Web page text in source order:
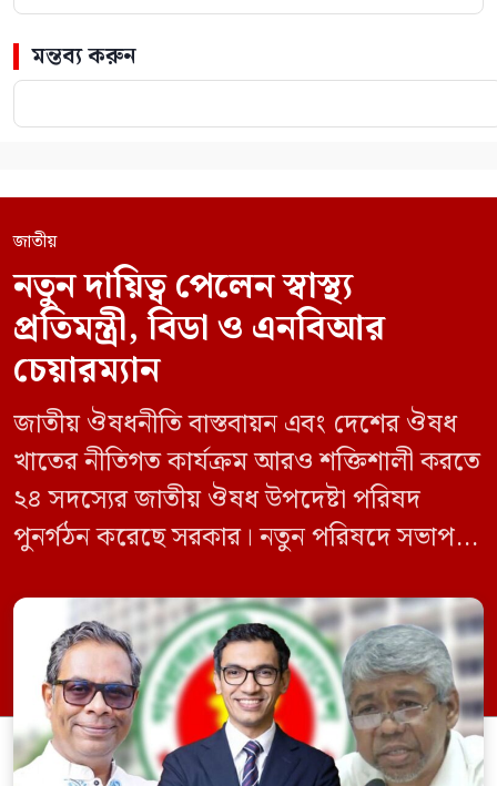
মন্তব্য করুন
জাতীয়
নতুন দায়িত্ব পেলেন স্বাস্থ্য
প্রতিমন্ত্রী, বিডা ও এনবিআর
চেয়ারম্যান
জাতীয় ঔষধনীতি বাস্তবায়ন এবং দেশের ঔষধ
খাতের নীতিগত কার্যক্রম আরও শক্তিশালী করতে
২৪ সদস্যের জাতীয় ঔষধ উপদেষ্টা পরিষদ
পুনর্গঠন করেছে সরকার। নতুন পরিষদে সভাপতি
কল্যাণমন্ত্রী এবং সদস্য সচিব থাকবেন স্বাস্থ্য ও
পরিবার কল্যাণ মন্ত্রণালয়ের সচিব। একই সঙ্গে
স্বাস্থ্য প্রতিমন্ত্রী, বাংলাদেশ বিনিয়োগ উন্নয়ন
কর্তৃপক্ষ (বিডা)-এর নির্বাহী চেয়ারম্যান এবং
জাতীয় […]